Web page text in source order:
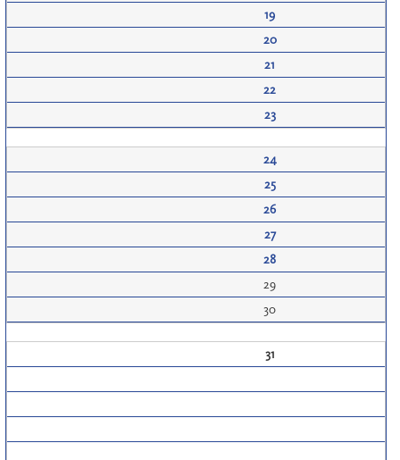
19
20
21
22
23
24
25
26
27
28
29
30
31